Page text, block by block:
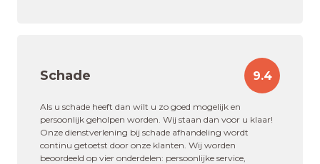
Schade 9.4
Als u schade heeft dan wilt u zo goed mogelijk en
persoonlijk geholpen worden. Wij staan dan voor u klaar!
Onze dienstverlening bij schade afhandeling wordt
continu getoetst door onze klanten. Wij worden
beoordeeld op vier onderdelen: persoonlijke service,